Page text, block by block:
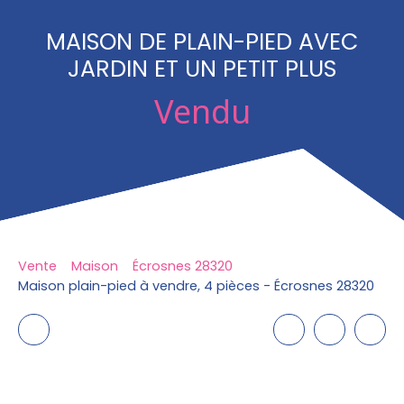
MAISON DE PLAIN-PIED AVEC
JARDIN ET UN PETIT PLUS
Vendu
Vente Maison
Écrosnes 28320
Maison plain-pied à vendre, 4 pièces - Écrosnes 28320